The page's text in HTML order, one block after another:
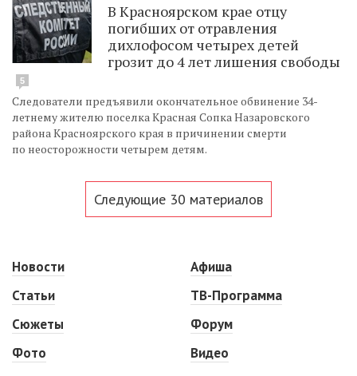
В Красноярском крае отцу
погибших от отравления
дихлофосом четырех детей
грозит до 4 лет лишения свободы
5
Следователи предъявили окончательное обвинение 34-
летнему жителю поселка Красная Сопка Назаровского
района Красноярского края в причинении смерти
по неосторожности четырем детям.
Следующие 30 материалов
Новости
Статьи
Сюжеты
Фото
Афиша
ТВ-Программа
Форум
Видео